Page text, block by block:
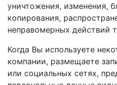
уничтожения, изменения,
копирования,
неправомерных действий
Когда Вы используете
компании, размещаете
или социальных сетях,